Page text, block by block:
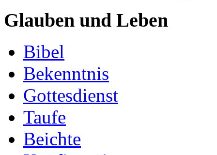
Glauben und Leben
Bibel
Bekenntnis
Gottesdienst
Taufe
Beichte